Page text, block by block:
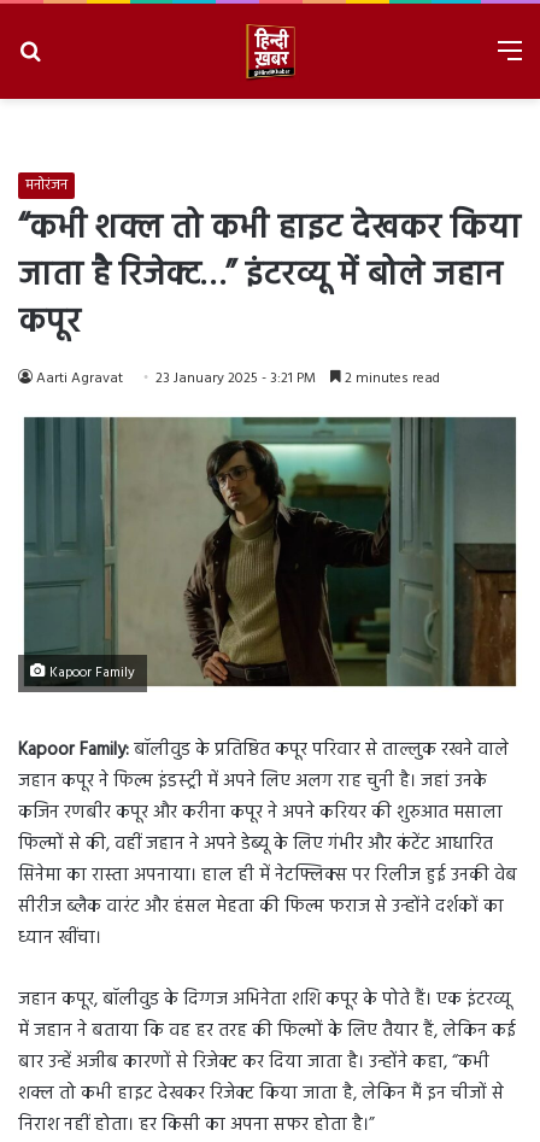
मनोरंजन
“कभी शक्ल तो कभी हाइट देखकर किया
जाता है रिजेक्ट…” इंटरव्यू में बोले जहान
कपूर
Aarti Agravat 23 January 2025 - 3:21 PM 2 minutes read
Kapoor Family
Kapoor Family:बॉलीवुड के प्रतिष्ठित कपूर परिवार से ताल्लुक रखने वाले
जहान कपूर ने फिल्म इंडस्ट्री में अपने लिए अलग राह चुनी है। जहां उनके
कजिन रणबीर कपूर और करीना कपूर ने अपने करियर की शुरुआत मसाला
फिल्मों से की, वहीं जहान ने अपने डेब्यू के लिए गंभीर और कंटेंट आधारित
सिनेमा का रास्ता अपनाया। हाल ही में नेटफ्लिक्स पर रिलीज हुई उनकी वेब
सीरीज ब्लैक वारंट और हंसल मेहता की फिल्म फराज से उन्होंने दर्शकों का
ध्यान खींचा।
जहान कपूर, बॉलीवुड के दिग्गज अभिनेता शशि कपूर के पोते हैं। एक इंटरव्यू
में जहान ने बताया कि वह हर तरह की फिल्मों के लिए तैयार हैं, लेकिन कई
बार उन्हें अजीब कारणों से रिजेक्ट कर दिया जाता है। उन्होंने कहा, “कभी
शक्ल तो कभी हाइट देखकर रिजेक्ट किया जाता है, लेकिन मैं इन चीजों से
निराश नहीं होता। हर किसी का अपना सफर होता है।”